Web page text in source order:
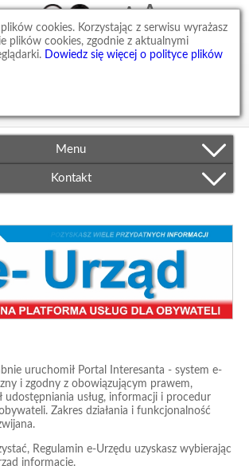
cookies. Korzystając z serwisu wyrażasz
plików cookies, zgodnie z aktualnymi
Dowiedz się więcej o polityce plików
AA
Strona główna
Menu
Kontakt
uruchomił Portal Interesanta - system e-
i zgodny z obowiązującym prawem,
udostępniania usług, informacji i procedur
Zakres działania i funkcjonalność
Regulamin e-Urzędu uzyskasz wybierając
informacje.